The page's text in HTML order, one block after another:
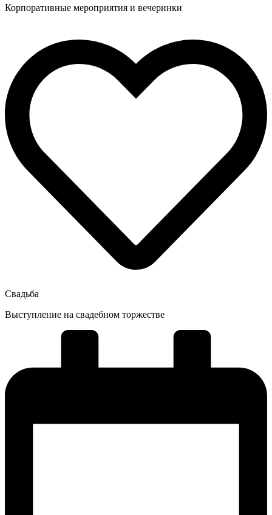
Корпоративные мероприятия и вечеринки
Свадьба
Выступление на свадебном торжестве